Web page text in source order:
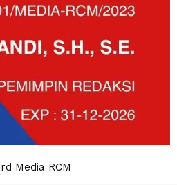
Media RCM